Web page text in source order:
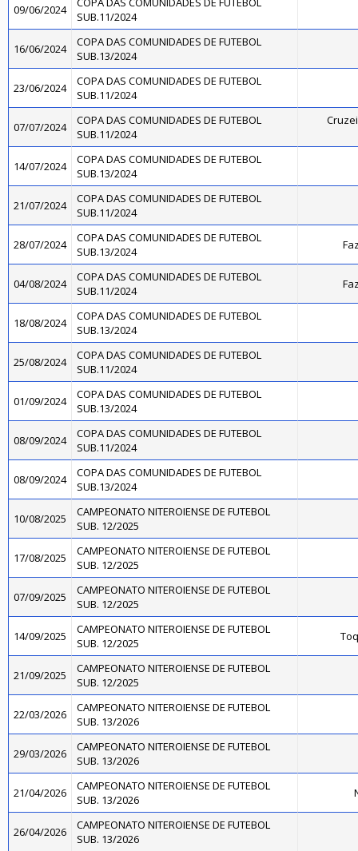
09/06/2024
SUB.11/2024
16/06/2024
COPA DAS COMUNIDADES DE FUTEBOL
SUB.13/2024
23/06/2024
COPA DAS COMUNIDADES DE FUTEBOL
SUB.11/2024
07/07/2024
COPA DAS COMUNIDADES DE FUTEBOL
SUB.11/2024
14/07/2024
COPA DAS COMUNIDADES DE FUTEBOL
SUB.13/2024
21/07/2024
COPA DAS COMUNIDADES DE FUTEBOL
SUB.11/2024
28/07/2024
COPA DAS COMUNIDADES DE FUTEBOL
SUB.13/2024
04/08/2024
COPA DAS COMUNIDADES DE FUTEBOL
SUB.11/2024
18/08/2024
COPA DAS COMUNIDADES DE FUTEBOL
SUB.13/2024
25/08/2024
COPA DAS COMUNIDADES DE FUTEBOL
SUB.11/2024
01/09/2024
COPA DAS COMUNIDADES DE FUTEBOL
SUB.13/2024
08/09/2024
COPA DAS COMUNIDADES DE FUTEBOL
SUB.11/2024
08/09/2024
COPA DAS COMUNIDADES DE FUTEBOL
SUB.13/2024
10/08/2025
CAMPEONATO NITEROIENSE DE FUTEBOL
SUB. 12/2025
17/08/2025
CAMPEONATO NITEROIENSE DE FUTEBOL
SUB. 12/2025
07/09/2025
CAMPEONATO NITEROIENSE DE FUTEBOL
SUB. 12/2025
14/09/2025
CAMPEONATO NITEROIENSE DE FUTEBOL
SUB. 12/2025
21/09/2025
CAMPEONATO NITEROIENSE DE FUTEBOL
SUB. 12/2025
22/03/2026
CAMPEONATO NITEROIENSE DE FUTEBOL
SUB. 13/2026
29/03/2026
CAMPEONATO NITEROIENSE DE FUTEBOL
SUB. 13/2026
21/04/2026
CAMPEONATO NITEROIENSE DE FUTEBOL
SUB. 13/2026
26/04/2026
CAMPEONATO NITEROIENSE DE FUTEBOL
SUB. 13/2026